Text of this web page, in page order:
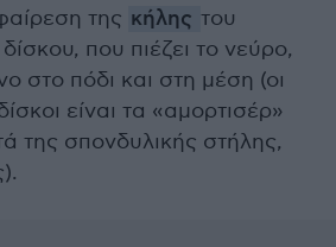
της κήλης του
που πιέζει το νεύρο,
στο πόδι και στη μέση (οι
είναι τα «αμορτισέρ»
της σπονδυλικής στήλης,